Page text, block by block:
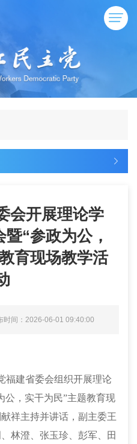
会开展理论学
“参政为公，
育现场教学活
时间：2026-06-01 09:40:00
福建省委会组织开展理论
公，实干为民”主题教育现
祥主持并讲话，副主委王
林澄、张玉珍、彭军、田